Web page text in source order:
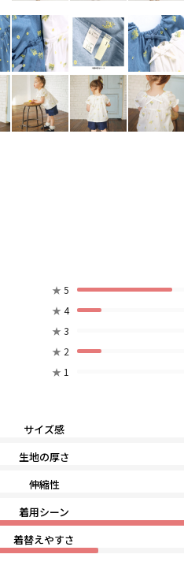
★ 5
★ 4
★ 3
★ 2
★ 1
サイズ感
生地の厚さ
伸縮性
着用シーン
着替えやすさ